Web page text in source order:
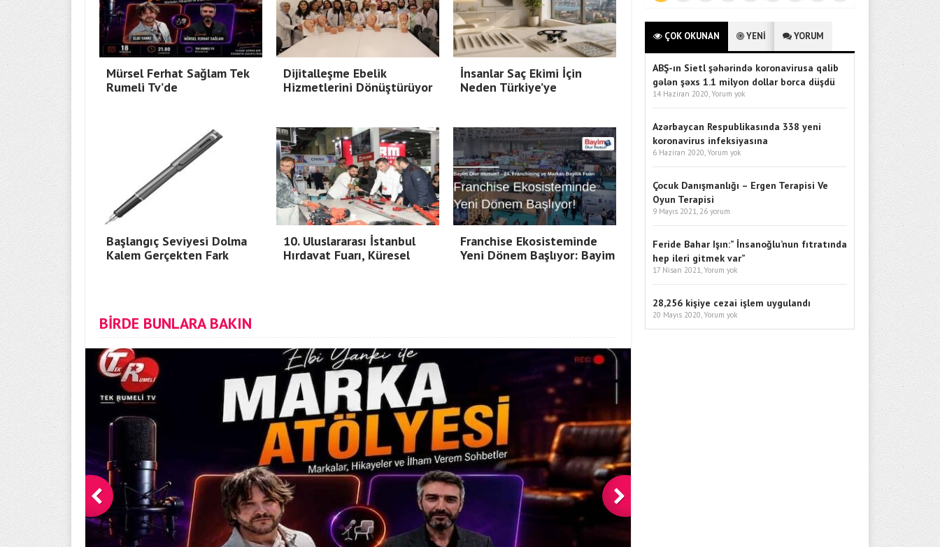
Mürsel Ferhat Sağlam Tek
Rumeli Tv’de
Dijitalleşme Ebelik
Hizmetlerini Dönüştürüyor
İnsanlar Saç Ekimi İçin
Neden Türkiye’ye
Başlangıç Seviyesi Dolma
Kalem Gerçekten Fark
10. Uluslararası İstanbul
Hırdavat Fuarı, Küresel
Franchise Ekosisteminde
Yeni Dönem Başlıyor: Bayim
BİRDE BUNLARA BAKIN
ÇOK OKUNAN YENİ YORUM
ABŞ-ın Sietl şəhərində koronavirusa qalib
gələn şəxs 1.1 milyon dollar borca düşdü
14 Haziran 2020, Yorum yok
Azərbaycan Respublikasında 338 yeni
koronavirus infeksiyasına
6 Haziran 2020, Yorum yok
Çocuk Danışmanlığı – Ergen Terapisi Ve
Oyun Terapisi
9 Mayıs 2021, 26 yorum
Feride Bahar Işın:” İnsanoğlu’nun fıtratında
hep ileri gitmek var”
17 Nisan 2021, Yorum yok
28,256 kişiye cezai işlem uygulandı
20 Mayıs 2020, Yorum yok